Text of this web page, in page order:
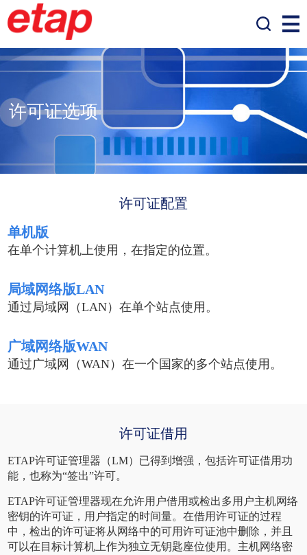
许可证选项
许可证配置
单机版
在单个计算机上使用，在指定的位置。
局域网络版LAN
通过局域网（LAN）在单个站点使用。
广域网络版WAN
通过广域网（WAN）在一个国家的多个站点使用。
许可证借用
ETAP许可证管理器（LM）已得到增强，包括许可证借用功
能，也称为“签出”许可。
ETAP许可证管理器现在允许用户借用或检出多用户主机网络
密钥的许可证，用户指定的时间量。在借用许可证的过程
中，检出的许可证将从网络中的可用许可证池中删除，并且
可以在目标计算机上作为独立无钥匙座位使用。 主机网络密